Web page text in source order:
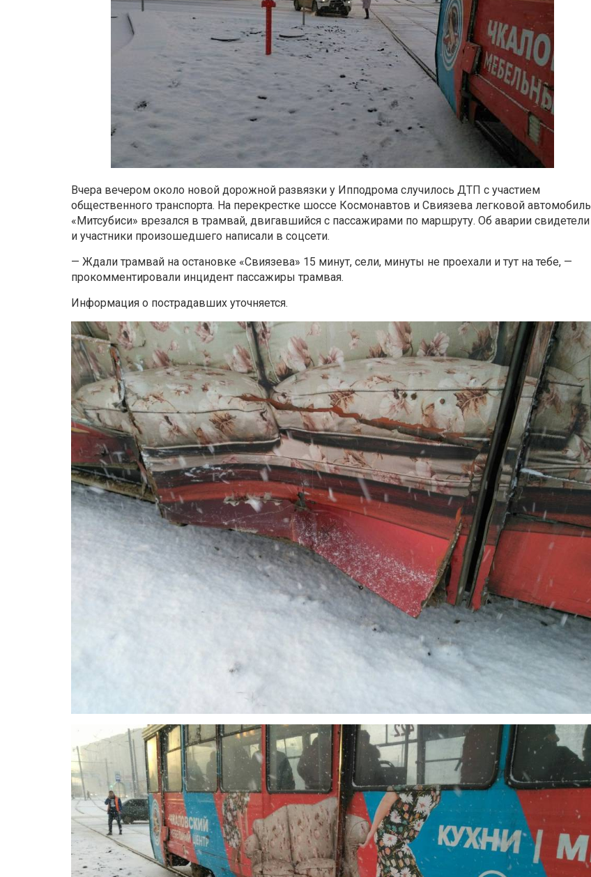
Вчера вечером около новой дорожной развязки у Ипподрома случилось ДТП с участием
общественного транспорта. На перекрестке шоссе Космонавтов и Свиязева легковой автомобиль
«Митсубиси» врезался в трамвай, двигавшийся с пассажирами по маршруту. Об аварии свидетели
и участники произошедшего написали в соцсети.
— Ждали трамвай на остановке «Свиязева» 15 минут, сели, минуты не проехали и тут на тебе, —
прокомментировали инцидент пассажиры трамвая.
Информация о пострадавших уточняется.